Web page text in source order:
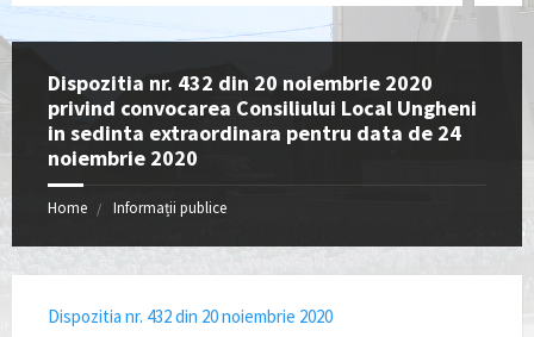
Dispozitia nr. 432 din 20 noiembrie 2020
privind convocarea Consiliului Local Ungheni
in sedinta extraordinara pentru data de 24
noiembrie 2020
Home Informații publice
Dispozitia nr. 432 din 20 noiembrie 2020